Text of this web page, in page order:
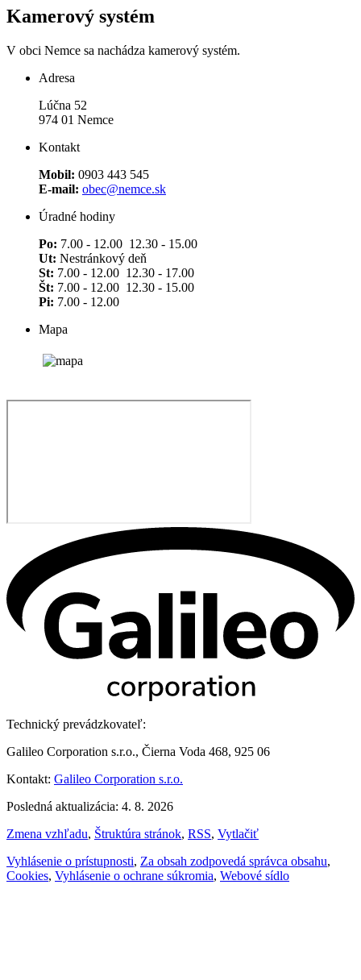
Kamerový systém
V obci Nemce sa nachádza kamerový systém.
Adresa
Lúčna 52
974 01 Nemce
Kontakt
Mobil: 0903 443 545
E-mail: obec@nemce.sk
Úradné hodiny
Po: 7.00 - 12.00 12.30 - 15.00
Ut: Nestránkový deň
St: 7.00 - 12.00 12.30 - 17.00
Št: 7.00 - 12.00 12.30 - 15.00
Pi: 7.00 - 12.00
Mapa
Technický prevádzkovateľ:
Galileo Corporation s.r.o., Čierna Voda 468, 925 06
Kontakt: Galileo Corporation s.r.o.
Posledná aktualizácia: 4. 8. 2026
Zmena vzhľadu, Štruktúra stránok, RSS, Vytlačiť
Vyhlásenie o prístupnosti, Za obsah zodpovedá správca obsahu,
Cookies, Vyhlásenie o ochrane súkromia, Webové sídlo